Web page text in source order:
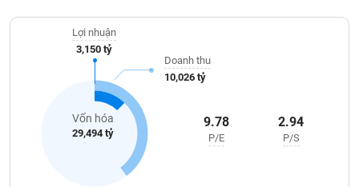
Vốn hóa
29,494 tỷ
Lợi nhuận
3,150 tỷ
Doanh thu
10,026 tỷ
9.78
P/E
2.94
P/S